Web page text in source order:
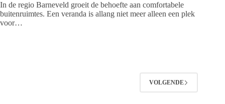
In de regio Barneveld groeit de behoefte aan comfortabele
buitenruimtes. Een veranda is allang niet meer alleen een plek
voor…
VOLGENDE